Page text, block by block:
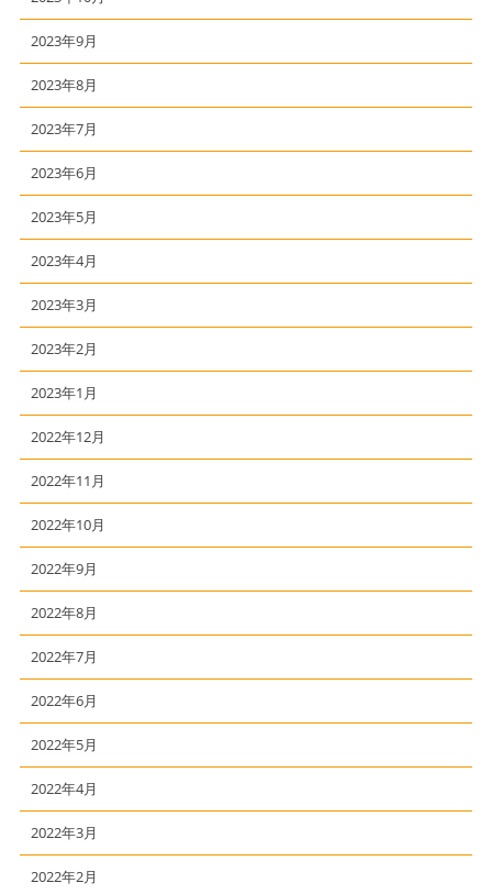
2023年9月
2023年8月
2023年7月
2023年6月
2023年5月
2023年4月
2023年3月
2023年2月
2023年1月
2022年12月
2022年11月
2022年10月
2022年9月
2022年8月
2022年7月
2022年6月
2022年5月
2022年4月
2022年3月
2022年2月